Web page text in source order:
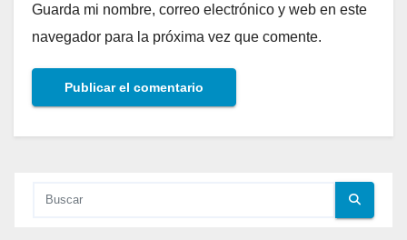
Guarda mi nombre, correo electrónico y web en este
navegador para la próxima vez que comente.